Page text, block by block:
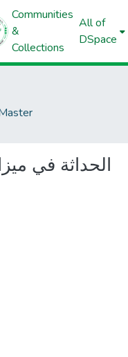
Communities
&
Collections
All of
DSpace
الحداثة في